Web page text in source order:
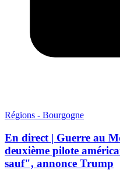
Régions - Bourgogne
En direct | Guerre au
deuxième pilote
sauf", annonce Trump